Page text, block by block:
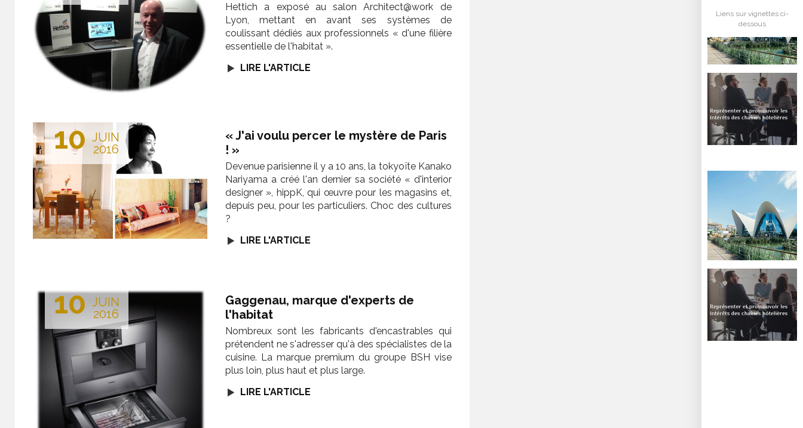
Hettich a exposé au salon Architect@work de
Lyon, mettant en avant ses systèmes de
coulissant dédiés aux professionnels « d'une filière
essentielle de l'habitat ».
LIRE L'ARTICLE
10 JUIN
2016
« J'ai voulu percer le mystère de Paris
! »
Devenue parisienne il y a 10 ans, la tokyoïte Kanako
Nariyama a créé l'an dernier sa société « d'interior
designer », hippK, qui œuvre pour les magasins et,
depuis peu, pour les particuliers. Choc des cultures
?
LIRE L'ARTICLE
10 JUIN
2016
Gaggenau, marque d'experts de
l'habitat
Nombreux sont les fabricants d'encastrables qui
prétendent ne s'adresser qu'à des spécialistes de la
cuisine. La marque premium du groupe BSH vise
plus loin, plus haut et plus large.
LIRE L'ARTICLE
Liens sur vignettes ci-
dessous